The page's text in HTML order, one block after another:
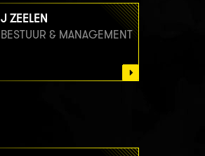
J ZEELEN
BESTUUR & MANAGEMENT